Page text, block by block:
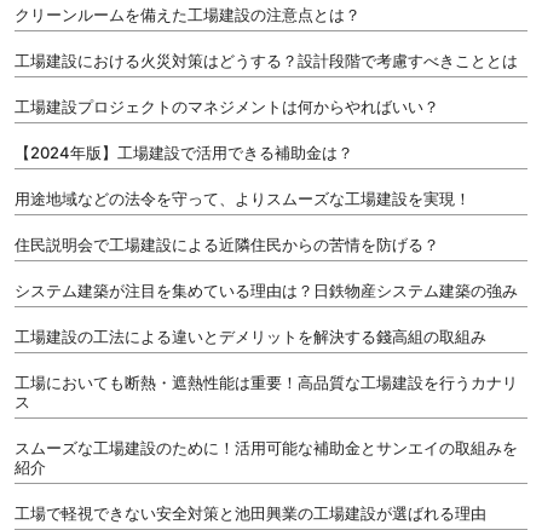
クリーンルームを備えた工場建設の注意点とは？
工場建設における火災対策はどうする？設計段階で考慮すべきこととは
工場建設プロジェクトのマネジメントは何からやればいい？
【2024年版】工場建設で活用できる補助金は？
用途地域などの法令を守って、よりスムーズな工場建設を実現！
住民説明会で工場建設による近隣住民からの苦情を防げる？
システム建築が注目を集めている理由は？日鉄物産システム建築の強み
工場建設の工法による違いとデメリットを解決する錢高組の取組み
工場においても断熱・遮熱性能は重要！高品質な工場建設を行うカナリ
ス
スムーズな工場建設のために！活用可能な補助金とサンエイの取組みを
紹介
工場で軽視できない安全対策と池田興業の工場建設が選ばれる理由